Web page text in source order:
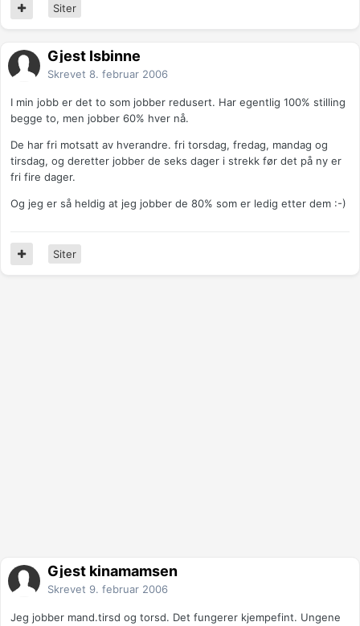
Siter
Gjest Isbinne
Skrevet 8. februar 2006
I min jobb er det to som jobber redusert. Har egentlig 100% stilling
begge to, men jobber 60% hver nå.
De har fri motsatt av hverandre. fri torsdag, fredag, mandag og
tirsdag, og deretter jobber de seks dager i strekk før det på ny er
fri fire dager.
Og jeg er så heldig at jeg jobber de 80% som er ledig etter dem :-)
Siter
Gjest kinamamsen
Skrevet 9. februar 2006
Jeg jobber mand.tirsd og torsd. Det fungerer kjempefint. Ungene